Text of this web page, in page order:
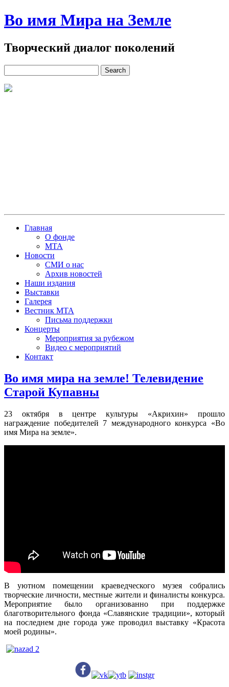
Во имя Мира на Земле
Творческий диалог поколений
Главная
О фонде
МТА
Новости
СМИ о нас
Архив новостей
Наши издания
Выставки
Галерея
Вестник МТА
Письма поддержки
Концерты
Мероприятия за рубежом
Видео с мероприятий
Контакт
Во имя мира на земле! Телевидение
Старой Купавны
23 октября в центре культуры «Акрихин» прошло
награждение победителей 7 международного конкурса «Во
имя Мира на земле».
В уютном помещении краеведческого музея собрались
творческие личности, местные жители и финалисты конкурса.
Мероприятие было организованно при поддержке
благотворительного фонда «Славянские традиции», который
на последнем дне города уже проводил выставку «Красота
моей родины».